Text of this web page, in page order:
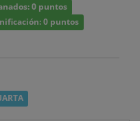
0 puntos
0 puntos